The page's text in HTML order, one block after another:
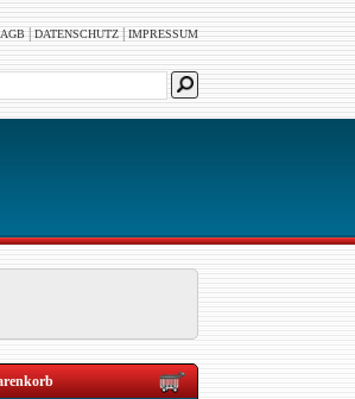
AGB|DATENSCHUTZ|IMPRESSUM